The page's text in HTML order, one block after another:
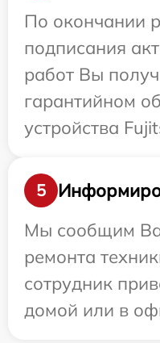
По окончании
подписания
работ Вы
гарантийном
устройства
5
Мы сообщим
ремонта
сотрудник
домой или в